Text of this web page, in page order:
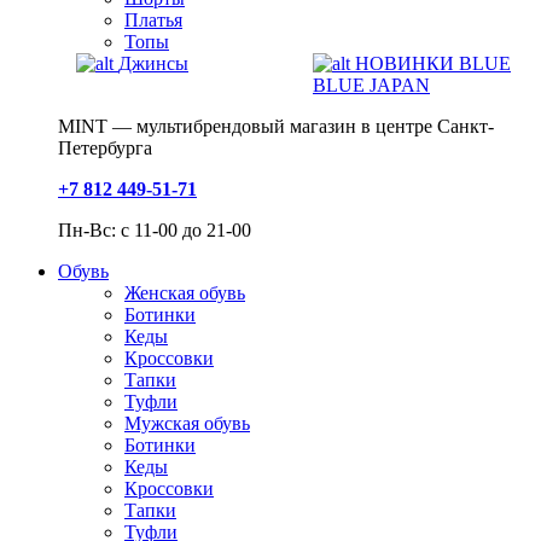
Платья
Топы
Джинсы
НОВИНКИ BLUE
BLUE JAPAN
MINT — мультибрендовый магазин в центре Санкт-
Петербурга
+7 812 449-51-71
Пн-Вс: с 11-00 до 21-00
Обувь
Женская обувь
Ботинки
Кеды
Кроссовки
Тапки
Туфли
Мужская обувь
Ботинки
Кеды
Кроссовки
Тапки
Туфли